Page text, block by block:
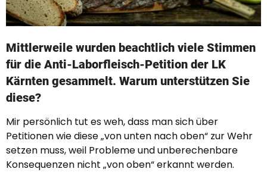
Mittlerweile wurden beachtlich viele Stimmen
für die Anti-Laborfleisch-Petition der LK
Kärnten gesammelt. Warum unterstützen Sie
diese?
Mir persönlich tut es weh, dass man sich über
Petitionen wie diese „von unten nach oben“ zur Wehr
setzen muss, weil Probleme und unberechenbare
Konsequenzen nicht „von oben“ erkannt werden.